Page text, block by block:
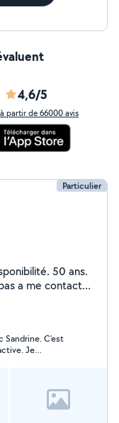
4,6/5
partir de 66000 avis
Particulier
C’est
Je